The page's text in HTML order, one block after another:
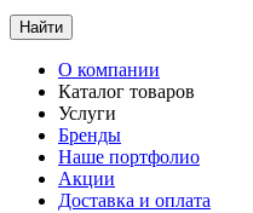
Найти
О компании
Каталог товаров
Услуги
Бренды
Наше портфолио
Акции
Доставка и оплата